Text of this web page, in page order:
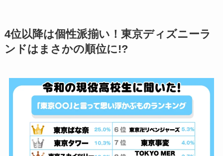
4位以降は個性派揃い！東京ディズニーラ
ンドはまさかの順位に!?